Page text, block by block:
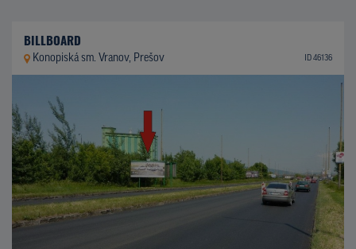
BILLBOARD
Konopiská sm. Vranov, Prešov ID 46136